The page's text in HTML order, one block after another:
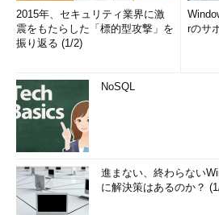
2015年、セキュリティ業界に激
震をもたらした「標的型攻撃」を
振り返る (1/2)
rのサ
NoSQL
進まない、終わらない
に解決策はあるのか？